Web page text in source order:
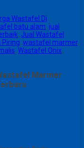
Wastafel Di
batu alam, jual
, Jual Wastafel
Piring, wastafel marmer,
, Wastafel Onix,
Marmer